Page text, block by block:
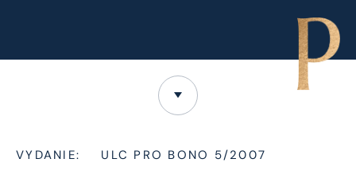
VYDANIE: ULC PRO BONO 5/2007